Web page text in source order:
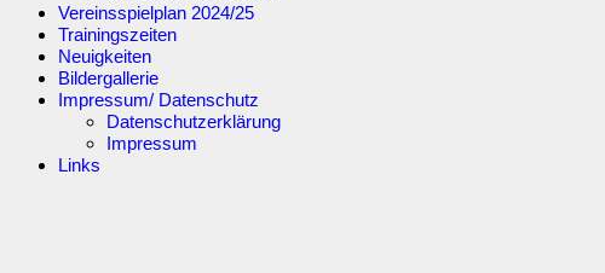
Vereinsspielplan 2024/25
Trainingszeiten
Neuigkeiten
Bildergallerie
Impressum/ Datenschutz
Datenschutzerklärung
Impressum
Links